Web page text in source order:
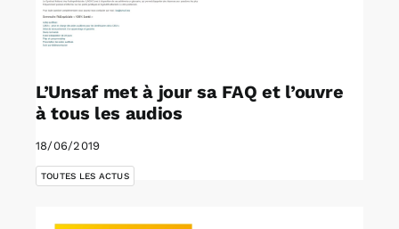
L’Unsaf met à jour sa FAQ et l’ouvre
à tous les audios
18/06/2019
TOUTES LES ACTUS